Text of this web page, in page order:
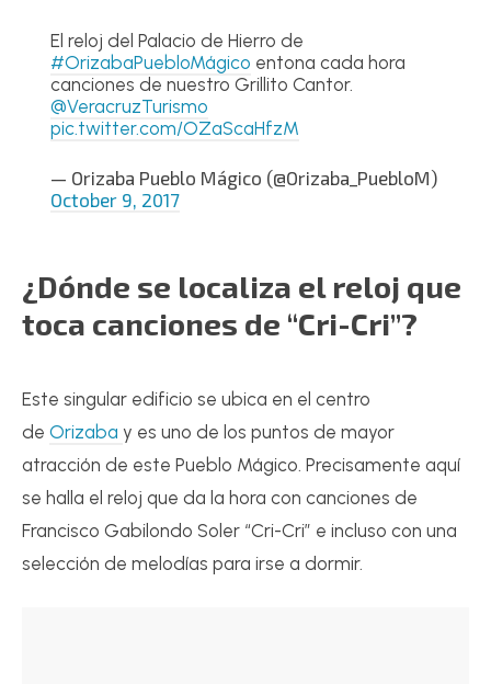
El reloj del Palacio de Hierro de
#OrizabaPuebloMágico entona cada hora
canciones de nuestro Grillito Cantor.
@VeracruzTurismo
pic.twitter.com/OZaScaHfzM
— Orizaba Pueblo Mágico (@Orizaba_PuebloM)
October 9, 2017
¿Dónde se localiza el reloj que
toca canciones de “Cri-Cri”?
Este singular edificio se ubica en el centro
de Orizaba y es uno de los puntos de mayor
atracción de este Pueblo Mágico. Precisamente aquí
se halla el reloj que da la hora con canciones de
Francisco Gabilondo Soler “Cri-Cri” e incluso con una
selección de melodías para irse a dormir.